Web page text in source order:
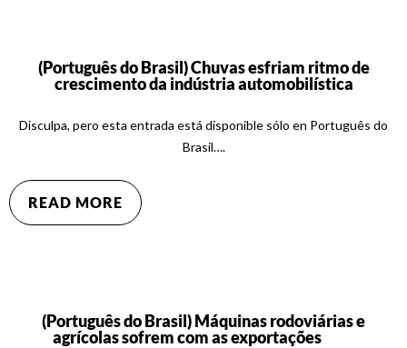
(Português do Brasil) Chuvas esfriam ritmo de
crescimento da indústria automobilística
Disculpa, pero esta entrada está disponible sólo en Português do
Brasil….
READ MORE
(Português do Brasil) Máquinas rodoviárias e
agrícolas sofrem com as exportações